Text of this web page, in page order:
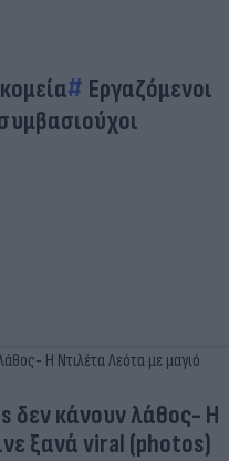
Εργαζόμενοι
δεν κάνουν λάθος- Η
ξανά viral (photos)